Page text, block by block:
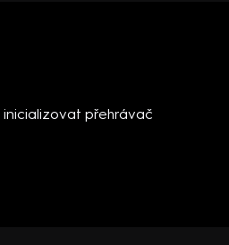
přehrávač